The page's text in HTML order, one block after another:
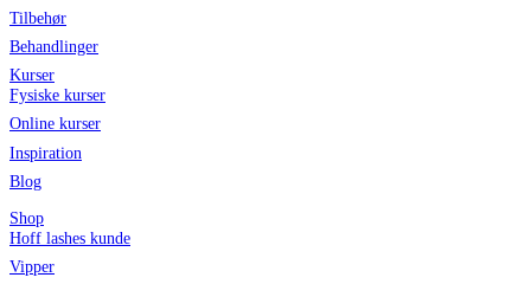
Tilbehør
Behandlinger
Kurser
Fysiske kurser
Online kurser
Inspiration
Blog
Shop
Hoff lashes kunde
Vipper